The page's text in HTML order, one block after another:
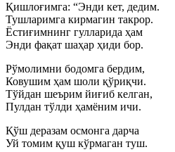
Қишлоғимга: “Энди кет, дедим.
Тушларимга кирмагин такрор.
Ёстиғимнинг гулларида ҳам
Энди фақат шаҳар ҳиди бор.
Рўмолимни бодомга бердим,
Ковушим ҳам шоли қўриқчи.
Тўйдан шеърим йиғиб келган,
Пулдан тўлди ҳамёним ичи.
Қўш деразам осмонга дарча
Уй томим қуш кўрмаган туш.